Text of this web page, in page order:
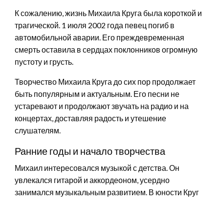
К сожалению, жизнь Михаила Круга была короткой и
трагической. 1 июля 2002 года певец погиб в
автомобильной аварии. Его преждевременная
смерть оставила в сердцах поклонников огромную
пустоту и грусть.
Творчество Михаила Круга до сих пор продолжает
быть популярным и актуальным. Его песни не
устаревают и продолжают звучать на радио и на
концертах, доставляя радость и утешение
слушателям.
Ранние годы и начало творчества
Михаил интересовался музыкой с детства. Он
увлекался гитарой и аккордеоном, усердно
занимался музыкальным развитием. В юности Круг